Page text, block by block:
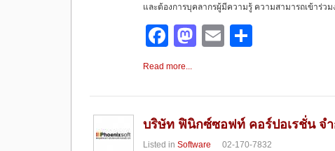
และต้องการบุคลากรผู้มีความรู้ ความสามารถเข้าร่ว
F
a
e
b
M
o
d
E
e
Read more...
บริษัท ฟินิกซ์ซอฟท์ คอร์ปอเรชั่น จ
Listed in Software
02-170-7832